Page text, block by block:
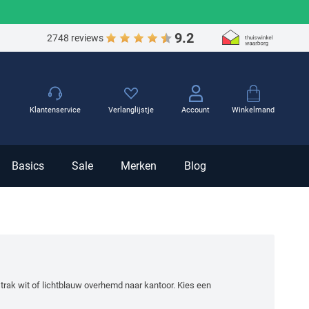
2748 reviews 9.2
Winkelmand
Basics Sale Merken Blog
Klantenservice Verlanglijstje Account
wit of lichtblauw overhemd naar kantoor. Kies een